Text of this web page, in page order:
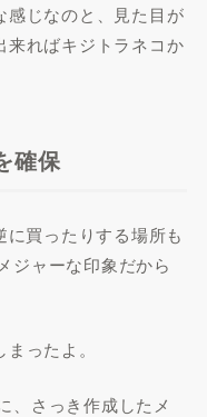
感じなのと、見た目が
来ればキジトラネコか
確保
買ったりする場所も
ジャーな印象だから
ったよ。
、さっき作成したメ